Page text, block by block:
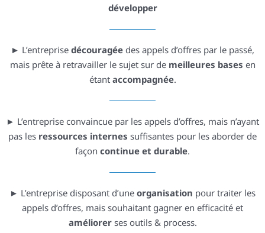
développer
► L’entreprise découragée des appels d’offres par le passé,
mais prête à retravailler le sujet sur de meilleures bases en
étant accompagnée.
► L’entreprise convaincue par les appels d’offres, mais n’ayant
pas les ressources internes suffisantes pour les aborder de
façon continue et durable.
► L’entreprise disposant d’une organisation pour traiter les
appels d’offres, mais souhaitant gagner en efficacité et
améliorer ses outils & process.